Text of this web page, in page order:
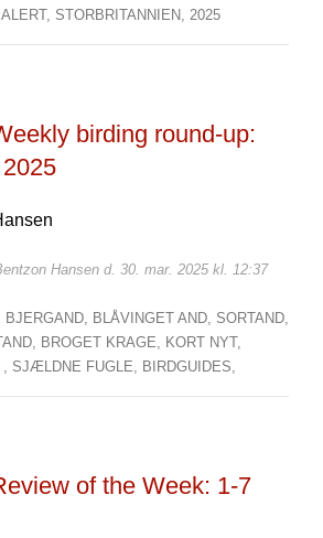
STORBRITANNIEN, 2025
birding round-up:
Hansen d. 30. mar. 2025 kl. 12:37
BJERGAND, BLÅVINGET AND, SORTAND,
BROGET KRAGE, KORT NYT,
, SJÆLDNE FUGLE, BIRDGUIDES,
of the Week: 1-7